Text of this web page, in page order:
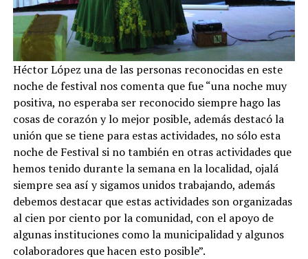
Héctor López una de las personas reconocidas en este
noche de festival nos comenta que fue “una noche muy
positiva, no esperaba ser reconocido siempre hago las
cosas de corazón y lo mejor posible, además destacó la
unión que se tiene para estas actividades, no sólo esta
noche de Festival si no también en otras actividades que
hemos tenido durante la semana en la localidad, ojalá
siempre sea así y sigamos unidos trabajando, además
debemos destacar que estas actividades son organizadas
al cien por ciento por la comunidad, con el apoyo de
algunas instituciones como la municipalidad y algunos
colaboradores que hacen esto posible”.